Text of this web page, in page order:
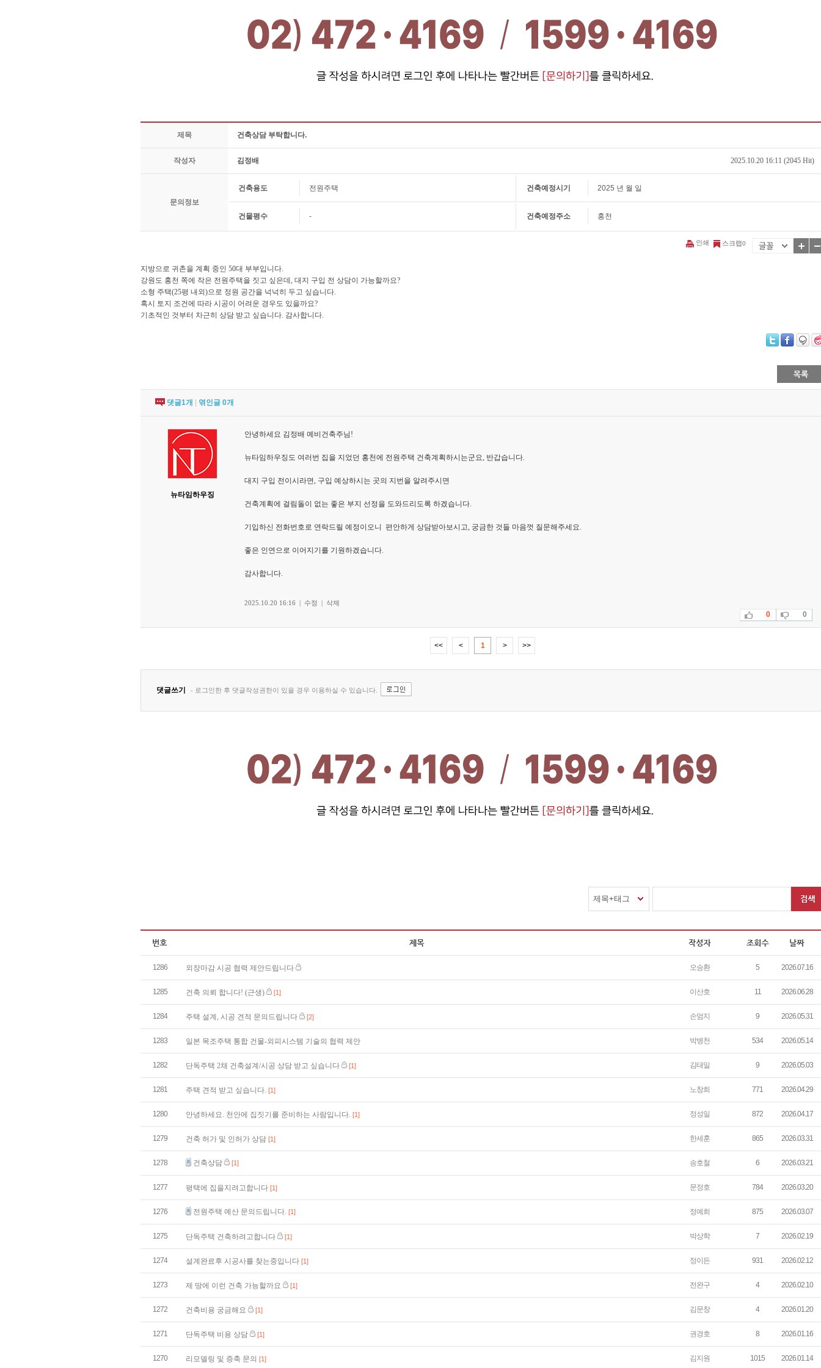
제목 건축상담 부탁합니다.
작성자 김정배 2025.10.20 16:11 (2045 Hit)
문의정보
건축용도 전원주택 건축예정시기 2025 년 월 일
건물평수 - 건축예정주소 홍천
인쇄 스크랩0
지방으로 귀촌을 계획 중인 50대 부부입니다.
강원도 홍천 쪽에 작은 전원주택을 짓고 싶은데, 대지 구입 전 상담이 가능할까요?
소형 주택(25평 내외)으로 정원 공간을 넉넉히 두고 싶습니다.
혹시 토지 조건에 따라 시공이 어려운 경우도 있을까요?
기초적인 것부터 차근히 상담 받고 싶습니다. 감사합니다.
댓글1개 엮인글 0개
제목+태그
1286 외장마감 시공 협력 제안드립니다 오승환 5 2026.07.16
1285 건축 의뢰 합니다! (근생) [1] 이산호 11 2026.06.28
1284 주택 설계, 시공 견적 문의드립니다 [2] 손엄지 9 2026.05.31
1283 일본 목조주택 통합 건물-외피시스템 기술의 협력 제안 박병천 534 2026.05.14
1282 단독주택 2채 건축설계/시공 상담 받고 싶습니다 [1] 김태일 9 2026.05.03
1281 주택 견적 받고 싶습니다. [1] 노창희 771 2026.04.29
1280 안녕하세요. 천안에 집짓기를 준비하는 사람입니다. [1] 정성일 872 2026.04.17
1279 건축 허가 및 인허가 상담 [1] 한세훈 865 2026.03.31
1278 건축상담 [1] 송호철 6 2026.03.21
1277 평택에 집을지려고합니다 [1] 문정호 784 2026.03.20
1276 전원주택 예산 문의드립니다. [1] 정예희 875 2026.03.07
1275 단독주택 건축하려고합니다 [1] 박상학 7 2026.02.19
1274 설계완료후 시공사를 찾는중입니다 [1] 정이든 931 2026.02.12
1273 제 땅에 이런 건축 가능할까요 [1] 전완구 4 2026.02.10
1272 건축비용 궁금해요 [1] 김문창 4 2026.01.20
1271 단독주택 비용 상담 [1] 권경호 8 2026.01.16
1270 리모델링 및 증축 문의 [1] 김지원 1015 2026.01.14